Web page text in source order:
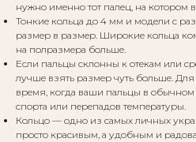
нужно именно тот палец, на котором
Тонкие кольца до 4 мм и модели с
размер в размер. Широкие кольца
на полразмера больше.
Если пальцы склонны к отекам или
лучше взять размер чуть больше.
время, когда ваши пальцы в
спорта или перепадов температуры.
Кольцо — одно из самых личных
просто красивым, а удобным и